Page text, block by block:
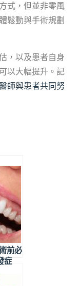
式，但並非零風
鬆動與手術規劃
，以及患者自身
以大幅提升。記
師與患者共同努
前必
症